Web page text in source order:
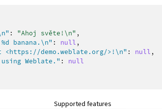
: "Ahoj světe!\n" ,
banana.\n" : null ,
<https://demo.weblate.org/>!\n" : null ,
Weblate." :
null
Supported features